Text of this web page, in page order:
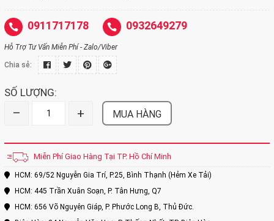
0911717178 0932649279
Hỗ Trợ Tư Vấn Miễn Phí - Zalo/Viber
Chia sẻ:
SỐ LƯỢNG:
– + MUA HÀNG
Miễn Phí Giao Hàng Tại TP. Hồ Chí Minh
HCM: 69/52 Nguyễn Gia Trí, P.25, Bình Thạnh (Hẻm Xe Tải)
HCM: 445 Trần Xuân Soạn, P. Tân Hưng, Q7
HCM: 656 Võ Nguyên Giáp, P. Phước Long B, Thủ Đức.